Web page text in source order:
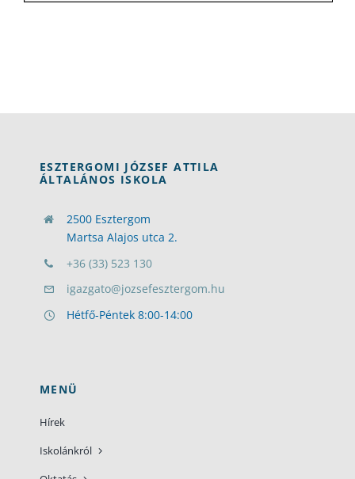
ESZTERGOMI JÓZSEF ATTILA
ÁLTALÁNOS ISKOLA
2500 Esztergom
Martsa Alajos utca 2.
+36 (33) 523 130
igazgato@jozsefesztergom.hu
Hétfő-Péntek 8:00-14:00
MENÜ
Hírek
Iskolánkról